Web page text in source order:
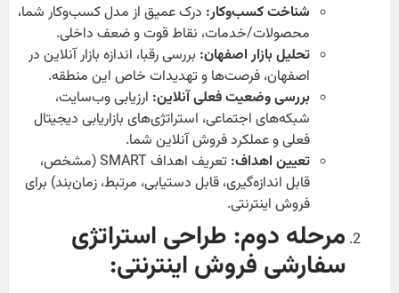
شناخت کسب‌وکار: درک عمیق از مدل کسب‌وکار شما،
محصولات/خدمات، نقاط قوت و ضعف داخلی.
تحلیل بازار اصفهان: بررسی رقبا، اندازه بازار آنلاین در
اصفهان، فرصت‌ها و تهدیدات خاص این منطقه.
بررسی وضعیت فعلی آنلاین: ارزیابی وب‌سایت،
شبکه‌های اجتماعی، استراتژی‌های بازاریابی دیجیتال
فعلی و عملکرد فروش آنلاین شما.
تعیین اهداف:
تعریف اهداف SMART (مشخص،
قابل اندازه‌گیری، قابل دستیابی، مرتبط، زمان‌بند) برای
فروش اینترنتی.
مرحله دوم: طراحی استراتژی
سفارشی فروش اینترنتی: